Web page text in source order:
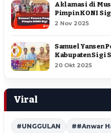
Aklamasi di
Pimpin KONI
2 Nov 2025
Samuel Yansen
Kabupaten Sigi
20 Okt 2025
Viral
#UNGGULAN ##Anwar